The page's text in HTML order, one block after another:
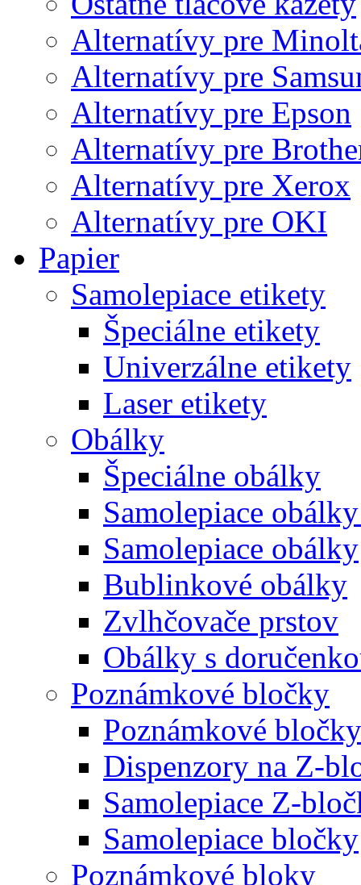
Alternatívy pre
Alternatívy pre
Alternatívy pre Epson
Alternatívy pre
Alternatívy pre Xerox
Alternatívy pre OKI
Papier
Samolepiace etikety
Špeciálne etikety
Univerzálne etikety
Laser etikety
Obálky
Špeciálne obálky
Samolepiace
Samolepiace obálky
Bublinkové obálky
Zvlhčovače prstov
Obálky s
Poznámkové bločky
Poznámkové
Dispenzory na Z-
Samolepiace Z-
Samolepiace bločky
Poznámkové bloky